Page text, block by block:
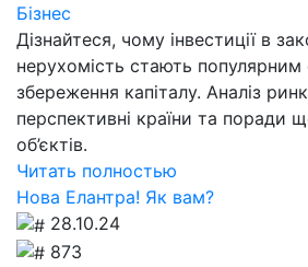
Бізнес
Дізнайтеся, чому інвестиції в
нерухомість стають
збереження капіталу. Аналіз
перспективні країни та поради
об’єктів.
Читать полностью
Нова Елантра! Як вам?
28.10.24
873